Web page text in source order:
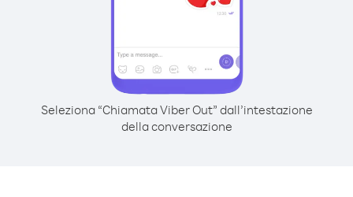
Seleziona “Chiamata Viber Out” dall’intestazione
della conversazione